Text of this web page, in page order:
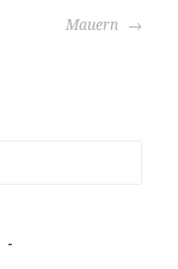
Mauern